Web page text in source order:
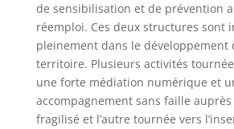
de sensibilisation et de prévention
réemploi. Ces deux structures sont
pleinement dans le développement
territoire. Plusieurs activités
une forte médiation numérique et
accompagnement sans faille auprès
fragilisé et l’autre tournée vers